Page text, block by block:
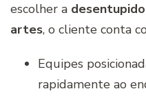
escolher a
artes, o cliente conta
Equipes
rapidamente ao